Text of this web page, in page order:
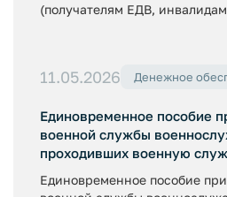
(получателям ЕДВ,
11.05.2026 Денежное
Единовременное пособие
военной службы
проходивших военную
Единовременное пособие